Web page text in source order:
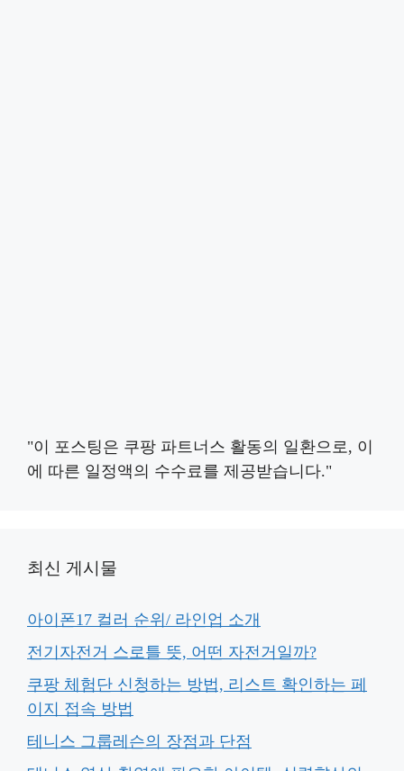
"이 포스팅은 쿠팡 파트너스 활동의 일환으로, 이
에 따른 일정액의 수수료를 제공받습니다."
최신 게시물
아이폰17 컬러 순위/ 라인업 소개
전기자전거 스로틀 뜻, 어떤 자전거일까?
쿠팡 체험단 신청하는 방법, 리스트 확인하는 페
이지 접속 방법
테니스 그룹레슨의 장점과 단점